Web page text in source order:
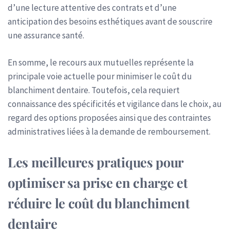
d’une lecture attentive des contrats et d’une
anticipation des besoins esthétiques avant de souscrire
une assurance santé.
En somme, le recours aux mutuelles représente la
principale voie actuelle pour minimiser le coût du
blanchiment dentaire. Toutefois, cela requiert
connaissance des spécificités et vigilance dans le choix, au
regard des options proposées ainsi que des contraintes
administratives liées à la demande de remboursement.
Les meilleures pratiques pour
optimiser sa prise en charge et
réduire le coût du blanchiment
dentaire